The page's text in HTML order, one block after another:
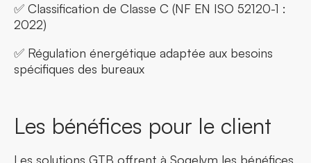
✅ Classification de Classe C (NF EN ISO 52120-1 :
2022)
✅ Régulation énergétique adaptée aux besoins
spécifiques des bureaux
Les bénéfices pour le client
Les solutions GTB offrent à Sogelym les bénéfices